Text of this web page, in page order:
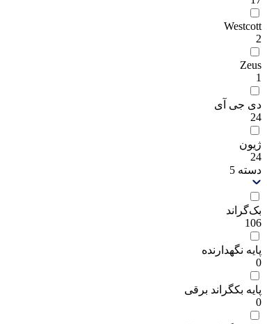
Westcott
2
Zeus
1
دی جی آی
24
ژیون
24
دسته 5
بک‌گراند
106
پایه نگهدارنده
0
پایه بکگراند برقی
0